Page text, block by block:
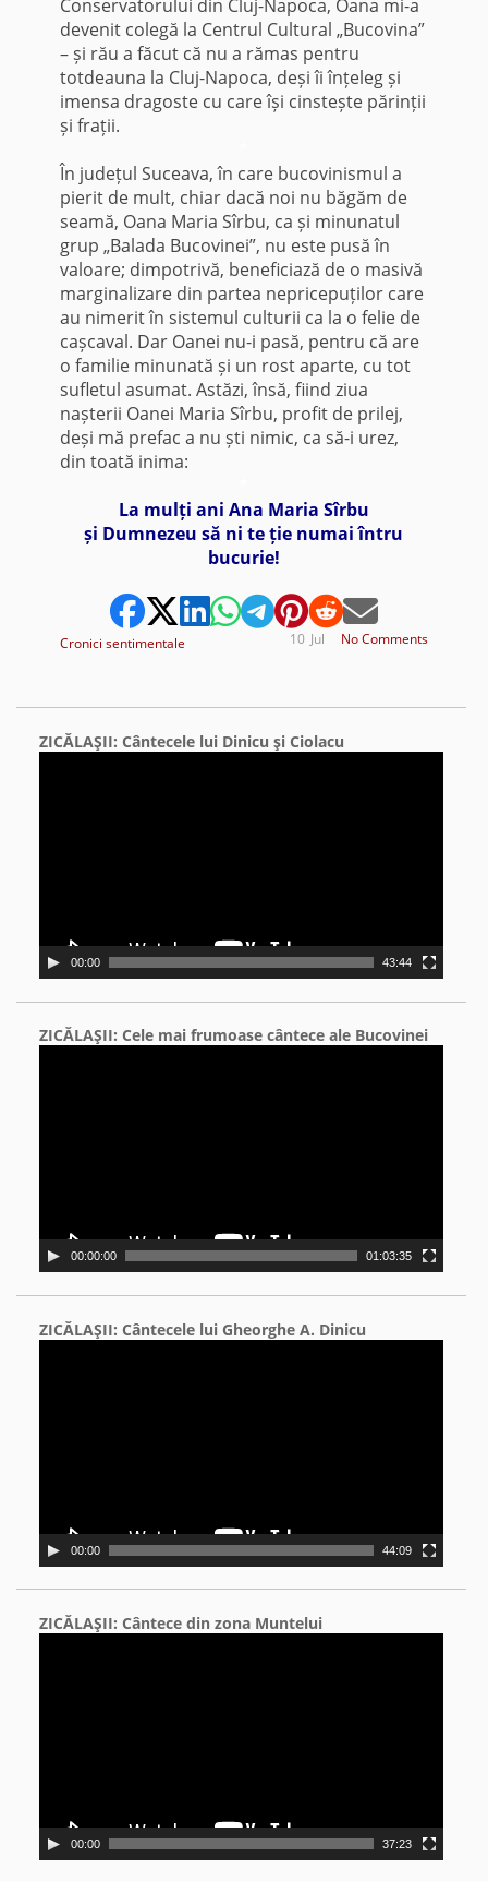
Conservatorului din Cluj-Napoca, Oana mi-a
devenit colegă la Centrul Cultural „Bucovina”
– și rău a făcut că nu a rămas pentru
totdeauna la Cluj-Napoca, deși îi înțeleg și
imensa dragoste cu care își cinstește părinții
și frații.
În județul Suceava, în care bucovinismul a
pierit de mult, chiar dacă noi nu băgăm de
seamă, Oana Maria Sîrbu, ca și minunatul
grup „Balada Bucovinei”, nu este pusă în
valoare; dimpotrivă, beneficiază de o masivă
marginalizare din partea nepricepuților care
au nimerit în sistemul culturii ca la o felie de
cașcaval. Dar Oanei nu-i pasă, pentru că are
o familie minunată și un rost aparte, cu tot
sufletul asumat. Astăzi, însă, fiind ziua
nașterii Oanei Maria Sîrbu, profit de prilej,
deși mă prefac a nu ști nimic, ca să-i urez,
din toată inima:
La mulți ani Ana Maria Sîrbu
și Dumnezeu să ni te ție numai întru
bucurie!
Cronici sentimentale No Comments
Jul
10
ZICĂLAŞII: Cântecele lui Dinicu şi Ciolacu
00:00 43:44
ZICĂLAŞII: Cele mai frumoase cântece ale Bucovinei
00:00:00 01:03:35
ZICĂLAŞII: Cântecele lui Gheorghe A. Dinicu
00:00 44:09
ZICĂLAŞII: Cântece din zona Muntelui
00:00 37:23